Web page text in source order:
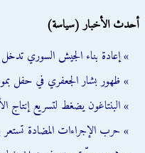
أحدث الأخبار (سياسة)
» إعادة بناء الجيش السوري
» ظهور بشار الجعفري في حفل
» البنتاغون يضغط لتسريع
» حرب الإجراءات المضادة تستعر